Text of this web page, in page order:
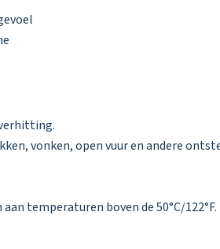
vonken, open vuur en andere
temperaturen boven de 50°C/122°F.